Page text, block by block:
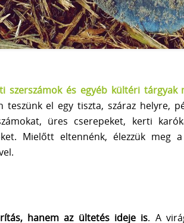
szerszámok és egyéb kültéri tárgyak
teszünk el egy tiszta, száraz helyre,
üres cserepeket, kerti
Mielőtt eltennénk, élezzük meg
hanem az ültetés ideje is. A